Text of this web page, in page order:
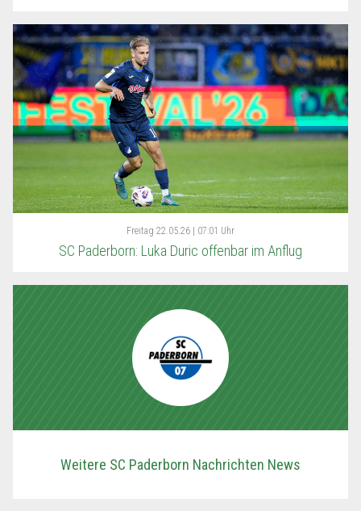
Freitag 22.05.26 | 07:01 Uhr
SC Paderborn: Luka Duric offenbar im Anflug
Weitere SC Paderborn Nachrichten News